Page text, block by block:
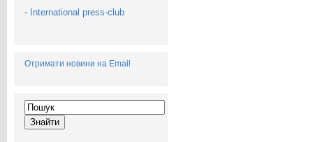
- International press-club
Отримати новини на Email